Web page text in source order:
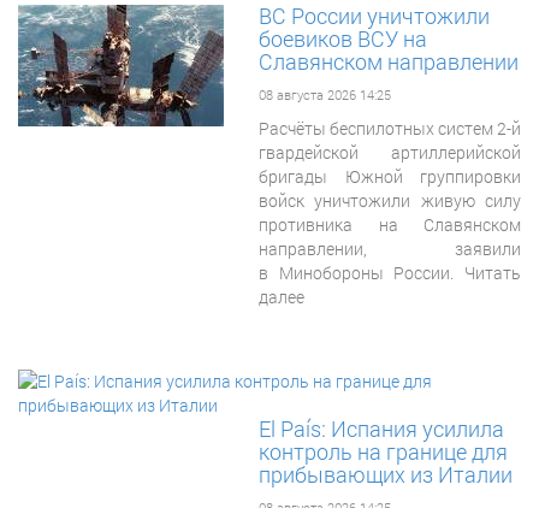
ВС России уничтожили
боевиков ВСУ на
Славянском направлении
08 августа 2026 14:25
Расчёты беспилотных систем 2-й
гвардейской артиллерийской
бригады Южной группировки
войск уничтожили живую силу
противника на Славянском
направлении, заявили
в Минобороны России. Читать
далее
El País: Испания усилила
контроль на границе для
прибывающих из Италии